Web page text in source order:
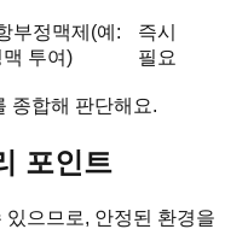
부정맥제(예:
투여)
즉시
필요
종합해 판단해요.
포인트
으므로, 안정된 환경을